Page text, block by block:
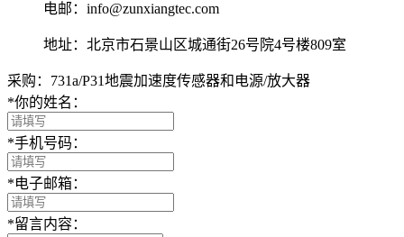
电邮：info@zunxiangtec.com
地址：北京市石景山区城通街26号院4号楼809室
采购：731a/P31地震加速度传感器和电源/放大器
*你的姓名：
*手机号码：
*电子邮箱：
*留言内容：